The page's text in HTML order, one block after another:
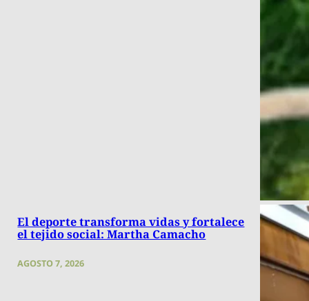
El deporte transforma vidas y fortalece
el tejido social: Martha Camacho
AGOSTO 7, 2026